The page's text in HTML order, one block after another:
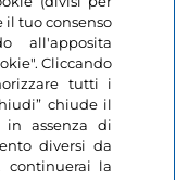
il tuo consenso
all'apposita
Cliccando
tutti i
chiude il
in assenza di
diversi da
continuerai la